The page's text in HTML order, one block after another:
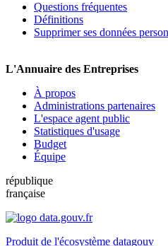
Questions fréquentes
Définitions
Supprimer ses données
L'Annuaire des Entreprises
À propos
Administrations partenaires
L'espace agent public
Statistiques d'usage
Budget
Équipe
république
française
Produit de l'écosystème datagouv